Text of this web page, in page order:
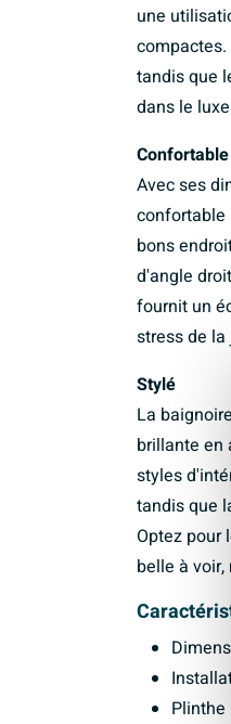
une
tandis que
dans le
Confortable
Avec ses
confortable
bons
d'angle
fournit un
stress de la
Stylé
La
brillante en
styles
tandis que
Optez pour
belle à
Plinthe